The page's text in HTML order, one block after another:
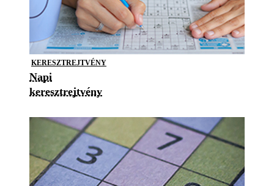
KERESZTREJTVÉNY
Napi
keresztrejtvény